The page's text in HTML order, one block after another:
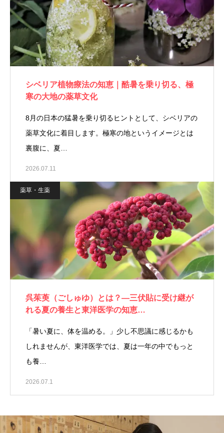
シベリア植物療法の知恵｜酷暑を乗り切る、極
寒の大地の薬草文化
8月の日本の猛暑を乗り切るヒントとして、シベリアの
薬草文化に着目します。極寒の地というイメージとは
裏腹に、夏…
2026.07.11
薬草・生薬
呉茱萸（ごしゅゆ）とは？―三伏貼に受け継が
れる夏の養生と東洋医学の知恵…
「暑い夏に、体を温める。」少し不思議に感じるかも
しれませんが、東洋医学では、夏は一年の中でもっと
も養…
2026.07.1